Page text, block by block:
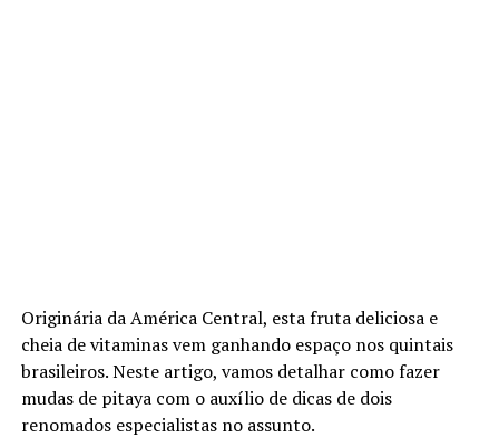
Originária da América Central, esta fruta deliciosa e
cheia de vitaminas vem ganhando espaço nos quintais
brasileiros. Neste artigo, vamos detalhar como fazer
mudas de pitaya com o auxílio de dicas de dois
renomados especialistas no assunto.